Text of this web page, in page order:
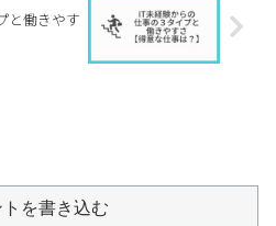
と働きやす
トを書き込む